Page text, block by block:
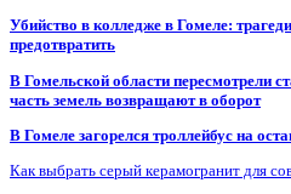
Убийство в колледже в Гомеле:
предотвратить
В Гомельской области пересмотрели
часть земель возвращают в оборот
В Гомеле загорелся троллейбус на
Как выбрать серый керамогранит для